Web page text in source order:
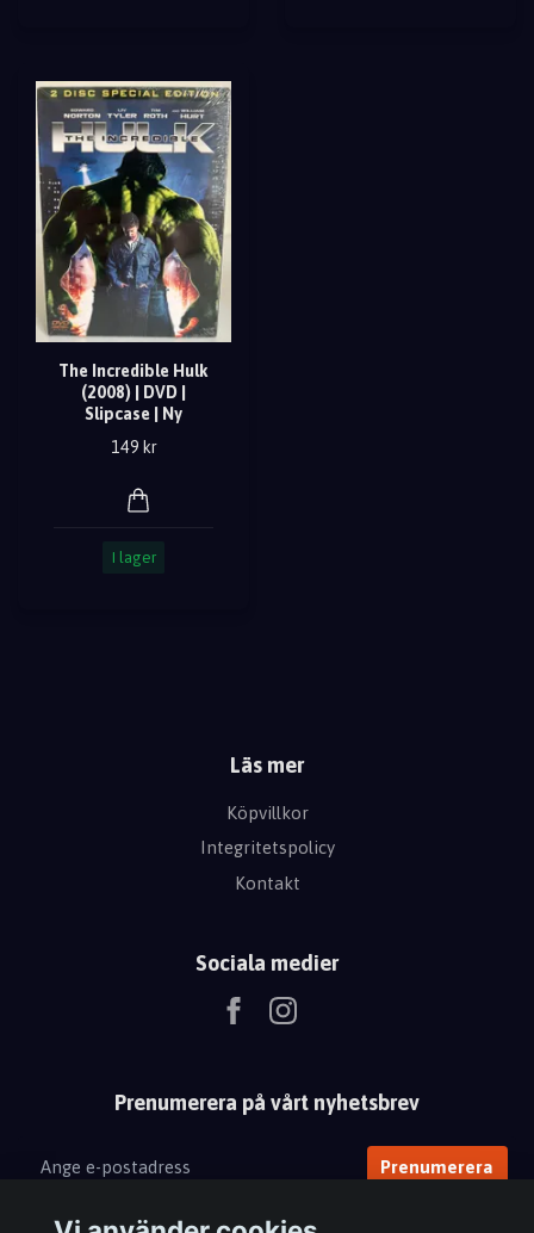
The Incredible Hulk
(2008) | DVD |
Slipcase | Ny
149 kr
I lager
Läs mer
Köpvillkor
Integritetspolicy
Kontakt
Sociala medier
Prenumerera på vårt nyhetsbrev
Prenumerera